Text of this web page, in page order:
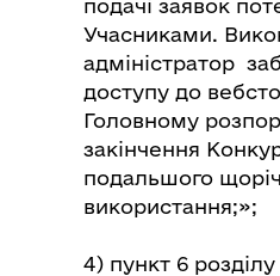
подачі заявок
Учасниками.
адміністратор
доступу до
Головному
закінчення
подальшого
використання;»;
4) пункт 6 розділу